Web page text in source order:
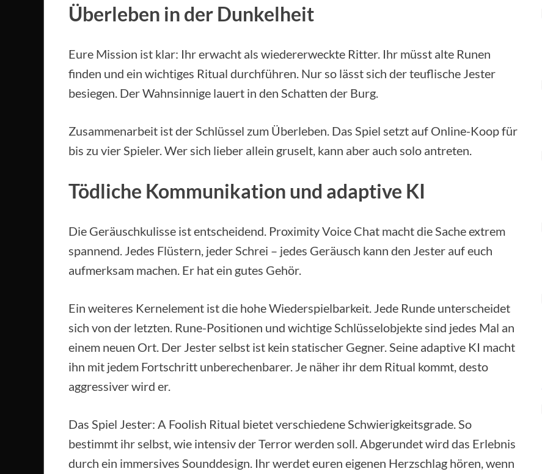
Überleben in der Dunkelheit
Eure Mission ist klar: Ihr erwacht als wiedererweckte Ritter. Ihr müsst alte Runen
finden und ein wichtiges Ritual durchführen. Nur so lässt sich der teuflische Jester
besiegen. Der Wahnsinnige lauert in den Schatten der Burg.
Zusammenarbeit ist der Schlüssel zum Überleben. Das Spiel setzt auf Online-Koop für
bis zu vier Spieler. Wer sich lieber allein gruselt, kann aber auch solo antreten.
Tödliche Kommunikation und adaptive KI
Die Geräuschkulisse ist entscheidend. Proximity Voice Chat macht die Sache extrem
spannend. Jedes Flüstern, jeder Schrei – jedes Geräusch kann den Jester auf euch
aufmerksam machen. Er hat ein gutes Gehör.
Ein weiteres Kernelement ist die hohe Wiederspielbarkeit. Jede Runde unterscheidet
sich von der letzten. Rune-Positionen und wichtige Schlüsselobjekte sind jedes Mal an
einem neuen Ort. Der Jester selbst ist kein statischer Gegner. Seine adaptive KI macht
ihn mit jedem Fortschritt unberechenbarer. Je näher ihr dem Ritual kommt, desto
aggressiver wird er.
Das Spiel Jester: A Foolish Ritual bietet verschiedene Schwierigkeitsgrade. So
bestimmt ihr selbst, wie intensiv der Terror werden soll. Abgerundet wird das Erlebnis
durch ein immersives Sounddesign. Ihr werdet euren eigenen Herzschlag hören, wenn